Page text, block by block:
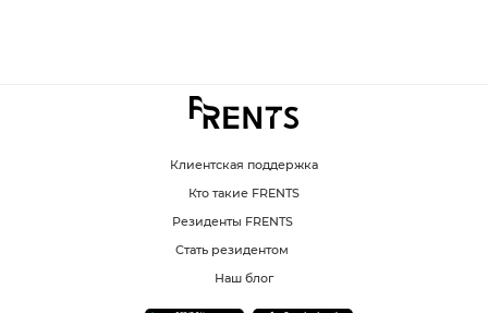
Клиентская поддержка
Кто такие FRENTS
Резиденты FRENTS
Стать резидентом
Наш блог